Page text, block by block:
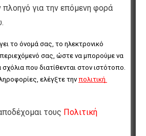
πλοηγό για την επόμενη φορά
το όνομά σας, το ηλεκτρονικό
σας, ώστε να μπορούμε να
που διατίθενται στον ιστότοπο.
ελέγξτε την πολιτική
τους Πολιτική